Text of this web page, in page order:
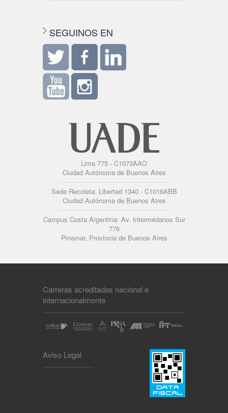
SEGUINOS EN
Lima 775 - C1073AAO
Ciudad Autónoma de Buenos Aires
Sede Recoleta: Libertad 1340 - C1016ABB
Ciudad Autónoma de Buenos Aires
Campus Costa Argentina: Av. Intermédanos Sur
776
Pinamar, Provincia de Buenos Aires
Carreras acreditadas nacional e
internacionalmente
Aviso Legal